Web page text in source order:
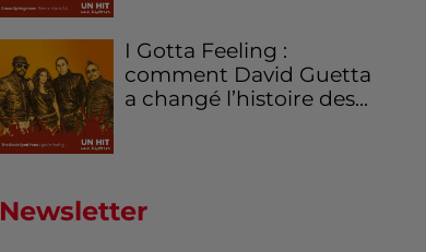
I Gotta Feeling :
comment David Guetta
a changé l’histoire des...
Newsletter